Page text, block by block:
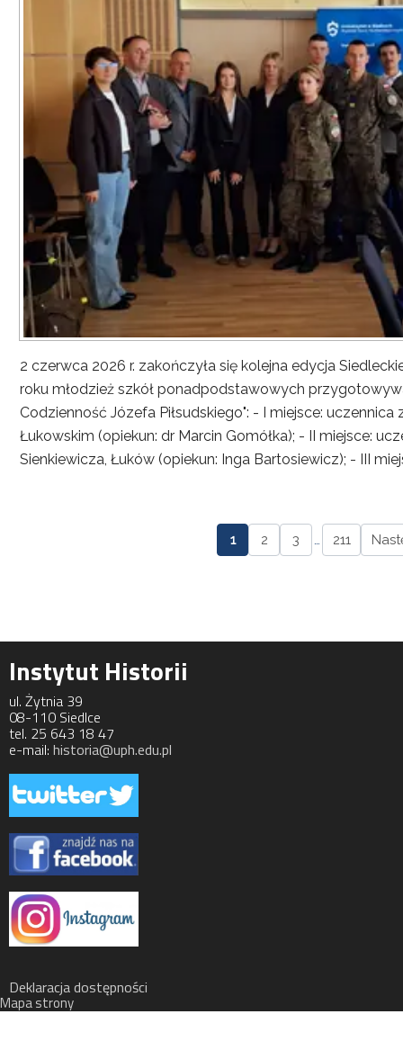
2 czerwca 2026 r. zakończyła się kolejna edycja
roku młodzież szkół ponadpodstawowych
Codzienność Józefa Piłsudskiego": - I miejsce: uczennica
Łukowskim (opiekun: dr Marcin Gomółka); - II miejsce:
Sienkiewicza, Łuków (opiekun: Inga Bartosiewicz); - III
1 2 3 … 211
Instytut Historii
ul. Żytnia 39
08-110 Siedlce
tel. 25 643 18 47
e-mail: historia@uph.edu.pl
Deklaracja dostępności
Mapa strony